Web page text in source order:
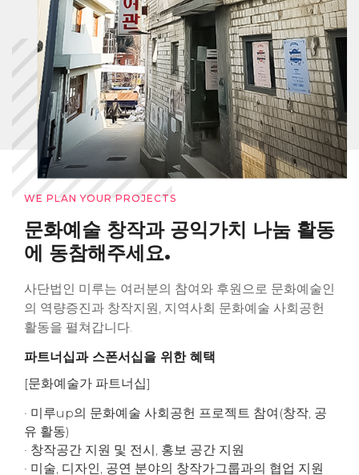
WE PLAN YOUR PROJECTS
문화예술 창작과 공익가치 나눔 활동
에 동참해주세요.
사단법인 미루는 여러분의 참여와 후원으로 문화예술인
의 역량증진과 창작지원, 지역사회 문화예술 사회공헌
활동을 펼쳐갑니다.
파트너십과 스폰서십을 위한 혜택
[문화예술가 파트너십]
· 미루up의 문화예술 사회공헌 프로젝트 참여(창작, 공
유 활동)
· 창작공간 지원 및 전시, 홍보 공간 지원
· 미술, 디자인, 공연 분야의 창작가그룹과의 협업 지원